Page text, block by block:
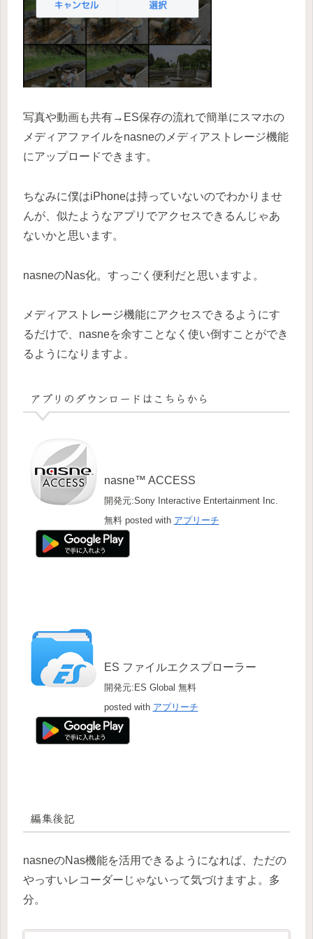
写真や動画も共有→ES保存の流れで簡単にスマホの
メディアファイルをnasneのメディアストレージ機能
にアップロードできます。
ちなみに僕はiPhoneは持っていないのでわかりませ
んが、似たようなアプリでアクセスできるんじゃあ
ないかと思います。
nasneのNas化。すっごく便利だと思いますよ。
メディアストレージ機能にアクセスできるようにす
るだけで、nasneを余すことなく使い倒すことができ
るようになりますよ。
アプリのダウンロードはこちらから
nasne™ ACCESS
開発元:Sony Interactive Entertainment Inc.
無料 posted with アプリーチ
ES ファイルエクスプローラー
開発元:ES Global 無料
posted with アプリーチ
編集後記
nasneのNas機能を活用できるようになれば、ただの
やっすいレコーダーじゃないって気づけますよ。多
分。